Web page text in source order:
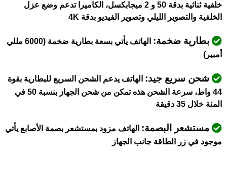
خلفية ثنائية بدقة 50 و 2 ميجابكسل، الكاميرا تدعم وضع عزل
الخلفية والتصوير الليلي وتصوير الفيديو بدقة 4K
بطارية ضخمة:
الهاتف يأتي بسعة بطارية ضخمة (6000 مللي
أمبير)
شحن سريع جيد: الهاتف يدعم الشحن السريع للبطارية بقوة
44 واط، سرعة الشحن هذه تمكن من شحن الجهاز بنسبة 50 في
المئة خلال 35 دقيقة
مستشعر البصمة: الهاتف مزود بمستشعر بصمة الأصابع يأتي
موجود في زر الطاقة جانب الجهاز